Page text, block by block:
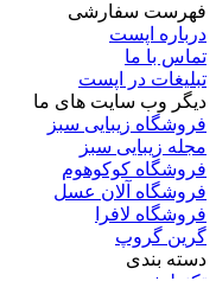
فهرست سفارشی
درباره اپست
تماس با ما
تبلیغات در اپست
دیگر وب سایت های ما
فروشگاه زیبایی سبز
مجله زیبایی سبز
فروشگاه کوکوهوم
فروشگاه آلان عسل
فروشگاه لافرا
گرین گروپ
دسته بندی
تکنولوژی